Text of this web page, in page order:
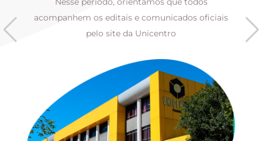
acompanhem os editais e comunicados oficiais
pelo site da Unicentro